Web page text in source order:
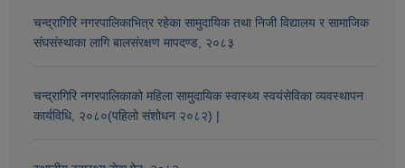
चन्द्रागिरि नगरपालिकाभित्र रहेका सामुदायिक तथा निजी विद्यालय र सामाजिक
संघसंस्थाका लागि बालसंरक्षण मापदण्ड, २०८३
चन्द्रागिरि नगरपालिकाको महिला सामुदायिक स्वास्थ्य स्वयंसेविका व्यवस्थापन
कार्यविधि, २०८०(पहिलो संशोधन २०८२) |